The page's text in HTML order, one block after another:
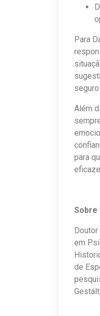
Para
Além
para
Sobre
em
de